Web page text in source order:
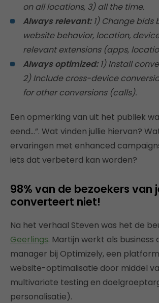
on all locations, 3) all the time.
Always relevant:1) Change bids
website behavior, location,
relevant extensions (apps,
Always optimized:1) Install
2) Include cross-device
for other conversions (calls).
Een opmerking van uit het publiek
eend…”. Wat vinden jullie hiervan?
ervaringen met enhanced
iets dat verbeterd kan worden?
98% van de bezoekers van
converteert niet!
Na het verhaal Steven was het de
Geerlings. Martijn werkt als
manager bij Optimizely, een
website-optimalisatie door middel
multivariate testing en
personalisatie).